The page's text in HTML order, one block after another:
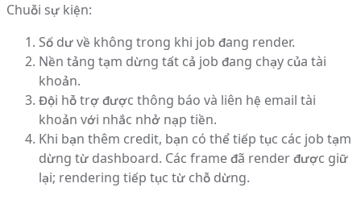
Chuỗi sự kiện:
Số dư về không trong khi job đang render.
Nền tảng tạm dừng tất cả job đang chạy của tài
khoản.
Đội hỗ trợ được thông báo và liên hệ email tài
khoản với nhắc nhở nạp tiền.
Khi bạn thêm credit, bạn có thể tiếp tục các job tạm
dừng từ dashboard. Các frame đã render được giữ
lại; rendering tiếp tục từ chỗ dừng.